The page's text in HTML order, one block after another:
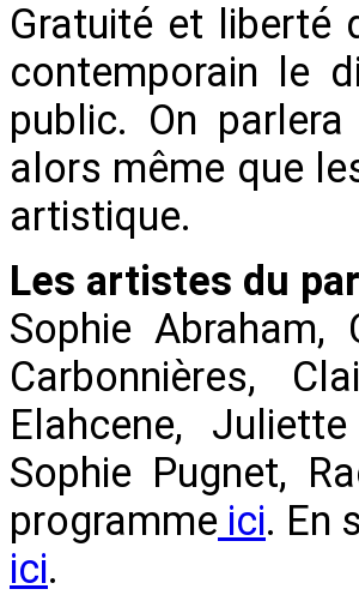
Gratuité et liberté
contemporain le
public. On
alors même que
artistique.
Les artistes du
Sophie
Carbonnières,
Elahcene,
Sophie Pugnet,
programme ici. En
ici.